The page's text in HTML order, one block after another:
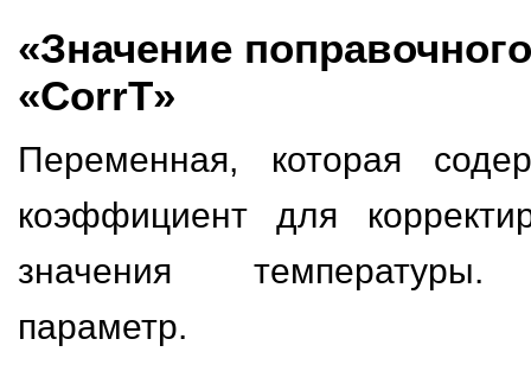
«Значение
«CorrT»
Переменная, которая
коэффициент для
значения температуры.
параметр.